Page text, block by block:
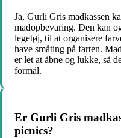
Ja, Gurli Gris madkassen
madopbevaring. Den kan
legetøj, til at organisere
have småting på farten.
er let at åbne og lukke, så
formål.
Er Gurli Gris
picnics?